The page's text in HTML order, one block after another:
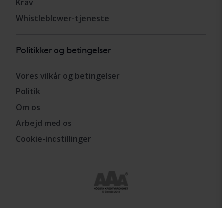
Krav
Whistleblower-tjeneste
Politikker og betingelser
Vores vilkår og betingelser
Politik
Om os
Arbejd med os
Cookie-indstillinger